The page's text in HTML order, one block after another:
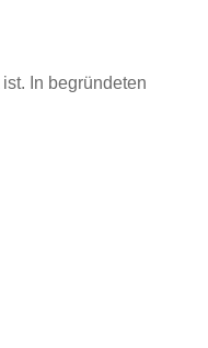
In begründeten